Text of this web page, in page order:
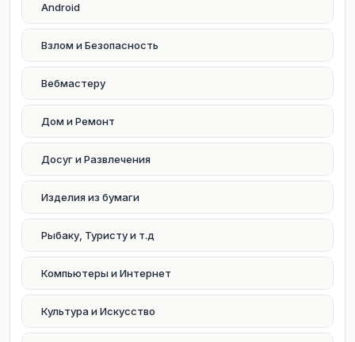
Android
Взлом и Безопасность
Вебмастеру
Дом и Ремонт
Досуг и Развлечения
Изделия из бумаги
Рыбаку, Туристу и т.д
Компьютеры и Интернет
Культура и Искусство